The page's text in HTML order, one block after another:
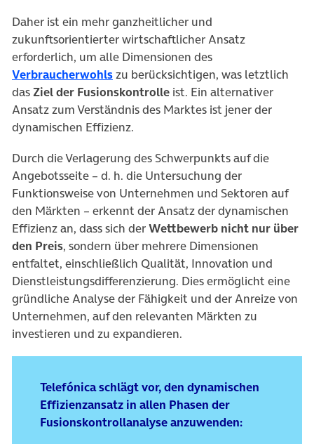
Daher ist ein mehr ganzheitlicher und
zukunftsorientierter wirtschaftlicher Ansatz
erforderlich, um alle Dimensionen des
Verbraucherwohls(öffnet in neuem Tab)
zu berücksichtigen, was letztlich
dasZiel der Fusionskontrolle ist. Ein alternativer
Ansatz zum Verständnis des Marktes ist jener der
dynamischen Effizienz.
Durch die Verlagerung des Schwerpunkts auf die
Angebotsseite – d. h. die Untersuchung der
Funktionsweise von Unternehmen und Sektoren auf
den Märkten – erkennt der Ansatz der dynamischen
Effizienz an, dass sich derWettbewerb nicht nur über
den Preis, sondern über mehrere Dimensionen
entfaltet, einschließlich Qualität, Innovation und
Dienstleistungsdifferenzierung. Dies ermöglicht eine
gründliche Analyse der Fähigkeit und der Anreize von
Unternehmen, auf den relevanten Märkten zu
investieren und zu expandieren.
Telefónica schlägt vor, den dynamischen
Effizienzansatz in allen Phasen der
Fusionskontrollanalyse anzuwenden: